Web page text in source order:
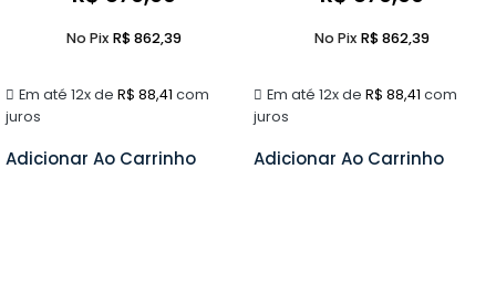
Em até 12x de R$ 88,41 com
juros
No Pix R$862,39
Adicionar Ao Carrinho
Em até 12x de R$ 88,41 com
juros
No Pix R$862,39
Adicionar Ao Carrinho